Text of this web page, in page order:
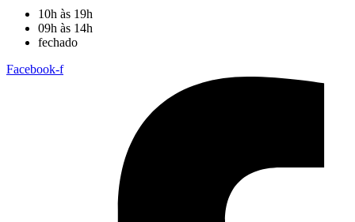
10h às 19h
09h às 14h
fechado
Facebook-f